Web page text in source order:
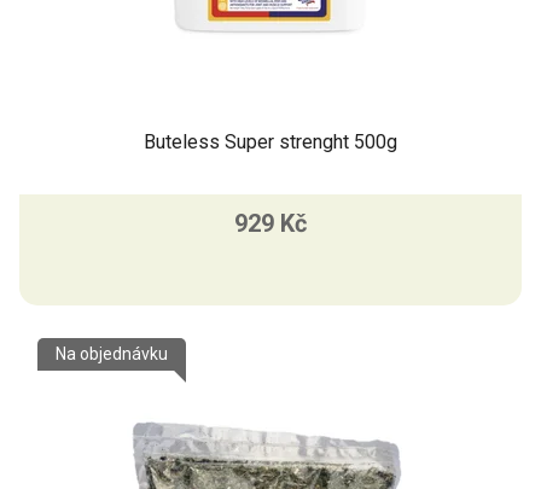
Buteless Super strenght 500g
929 Kč
Na objednávku